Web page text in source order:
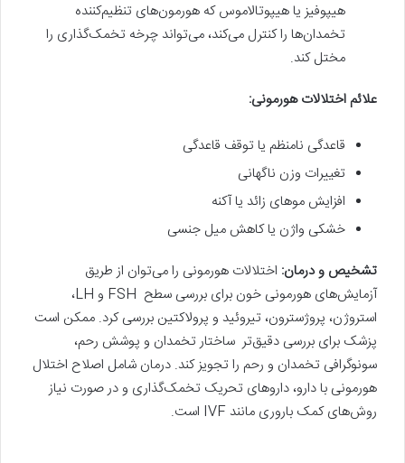
هیپوفیز یا هیپوتالاموس که هورمون‌های تنظیم‌کننده
تخمدان‌ها را کنترل می‌کند، می‌تواند چرخه تخمک‌گذاری را
مختل کند.
علائم اختلالات هورمونی:
قاعدگی نامنظم یا توقف قاعدگی
تغییرات وزن ناگهانی
افزایش موهای زائد یا آکنه
خشکی واژن یا کاهش میل جنسی
تشخیص و درمان: اختلالات هورمونی را می‌توان از طریق
آزمایش‌های هورمونی خون برای بررسی سطح FSH و LH،
استروژن، پروژسترون، تیروئید و پرولاکتین بررسی کرد. ممکن است
پزشک برای بررسی دقیق‌تر ساختار تخمدان و پوشش رحم،
سونوگرافی تخمدان و رحم را تجویز کند. درمان شامل اصلاح اختلال
هورمونی با دارو، داروهای تحریک تخمک‌گذاری و در صورت نیاز
روش‌های کمک باروری مانند IVF است.